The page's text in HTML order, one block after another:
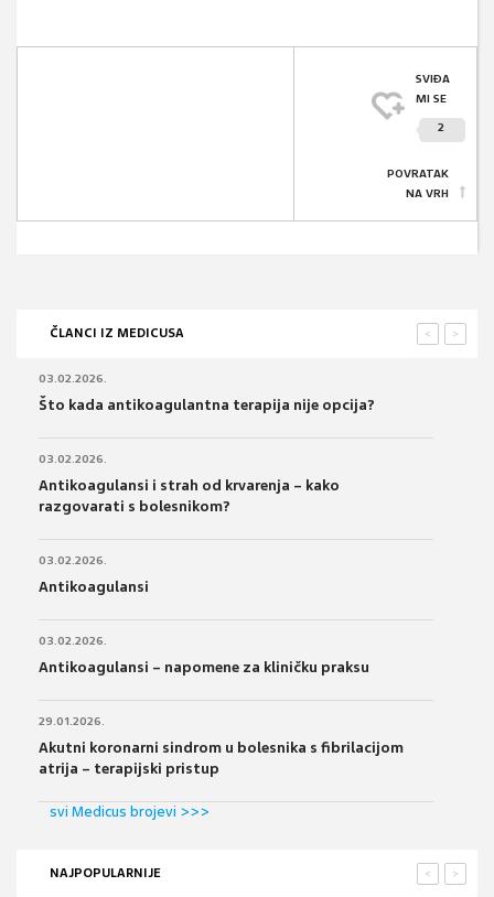
SVIĐA
MI SE
2
POVRATAK
NA VRH
ČLANCI IZ MEDICUSA >
<
03.02.2026.
Što kada antikoagulantna terapija nije opcija?
03.02.2026.
Antikoagulansi i strah od krvarenja – kako
razgovarati s bolesnikom?
03.02.2026.
Antikoagulansi
03.02.2026.
Antikoagulansi – napomene za kliničku praksu
29.01.2026.
Akutni koronarni sindrom u bolesnika s fibrilacijom
atrija – terapijski pristup
svi Medicus brojevi >>>
NAJPOPULARNIJE >
<